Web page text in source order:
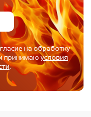
на обработку
принимаюусловия
.